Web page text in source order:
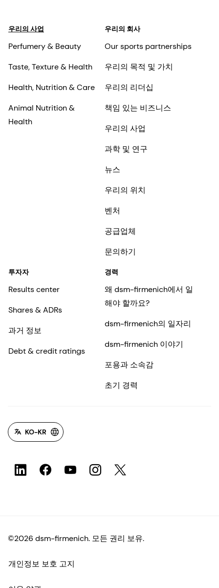
우리의 사업
Perfumery & Beauty
Taste, Texture & Health
Health, Nutrition & Care
Animal Nutrition &
Health
우리의 회사
Our sports partnerships
우리의 목적 및 가치
우리의 리더십
책임 있는 비즈니스
우리의 사업
과학 및 연구
뉴스
우리의 위치
벤처
공급업체
문의하기
투자자
Results center
Shares & ADRs
과거 정보
Debt & credit ratings
경력
왜 dsm-firmenich에서 일
해야 할까요?
dsm-firmenich의 일자리
dsm-firmenich 이야기
포용과 소속감
초기 경력
KO-KR
©2026 dsm-firmenich. 모든 권리 보유.
개인정보 보호 고지